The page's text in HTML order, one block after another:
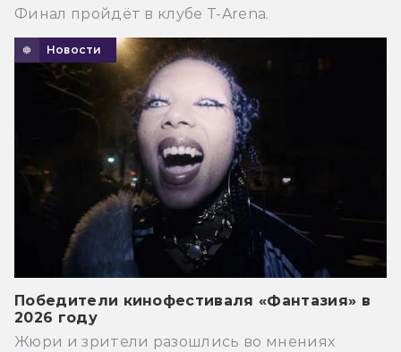
Финал пройдёт в клубе T-Arena.
Новости
Победители кинофестиваля «Фантазия» в
2026 году
Жюри и зрители разошлись во мнениях